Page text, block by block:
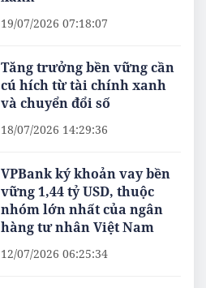
19/07/2026 07:18:07
Tăng trưởng bền vững cần
cú hích từ tài chính xanh
và chuyển đổi số
18/07/2026 14:29:36
VPBank ký khoản vay bền
vững 1,44 tỷ USD, thuộc
nhóm lớn nhất của ngân
hàng tư nhân Việt Nam
12/07/2026 06:25:34